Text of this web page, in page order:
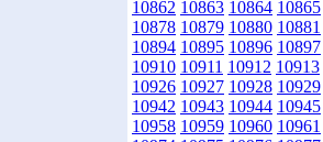
10862 10863 10864 10865
10878 10879 10880 10881
10894 10895 10896 10897
10910 10911 10912 10913
10926 10927 10928 10929
10942 10943 10944 10945
10958 10959 10960 10961